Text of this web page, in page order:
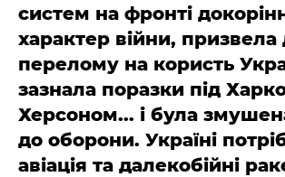
систем на фронті
характер війни, призвела
перелому на користь
зазнала поразки під
Херсоном... і була
до оборони. Україні
авіація та далекобійні